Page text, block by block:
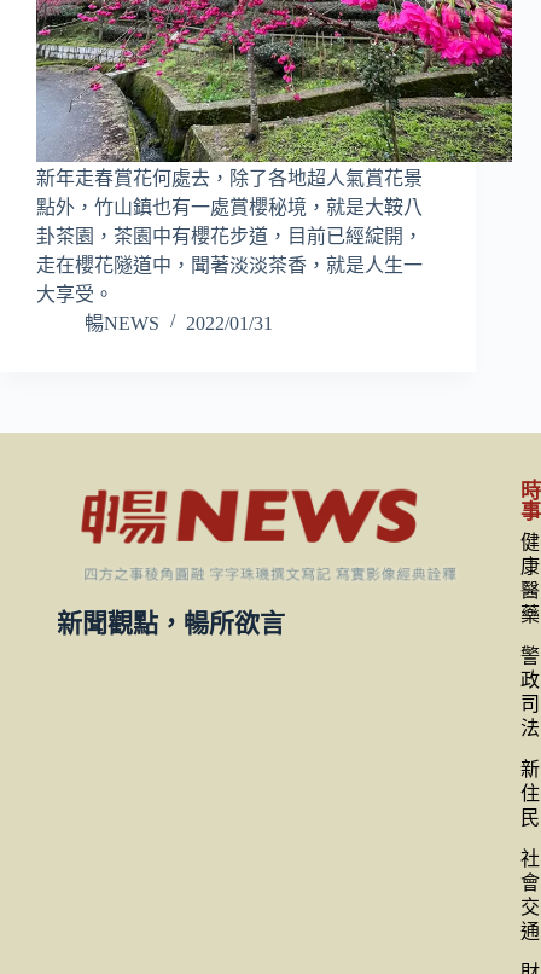
新年走春賞花何處去，除了各地超人氣賞花景
點外，竹山鎮也有一處賞櫻秘境，就是大鞍八
卦茶園，茶園中有櫻花步道，目前已經綻開，
走在櫻花隧道中，聞著淡淡茶香，就是人生一
大享受。
暢NEWS
2022/01/31
新聞觀點，暢所欲言
時
事
健
康
醫
藥
警
政
司
法
新
住
民
社
會
交
通